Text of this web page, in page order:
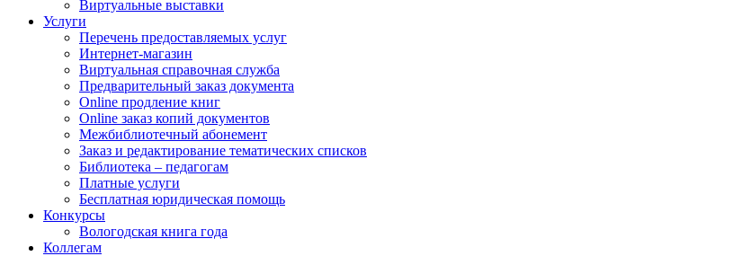
Виртуальные выставки
Услуги
Перечень предоставляемых услуг
Интернет-магазин
Виртуальная справочная служба
Предварительный заказ документа
Online продление книг
Online заказ копий документов
Межбиблиотечный абонемент
Заказ и редактирование тематических списков
Библиотека – педагогам
Платные услуги
Бесплатная юридическая помощь
Конкурсы
Вологодская книга года
Коллегам